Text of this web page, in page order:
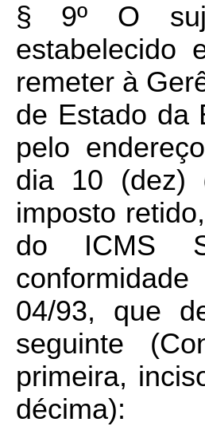
§ 9º O
estabelecido
remeter à
de Estado da
pelo
dia 10 (dez)
imposto
do ICMS
04/93, que
seguinte
primeira,
décima):